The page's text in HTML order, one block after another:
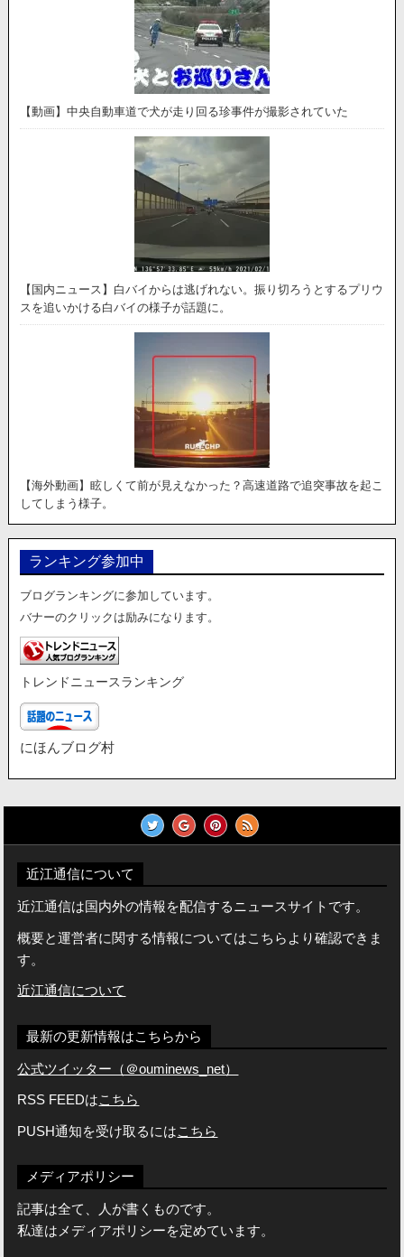
【動画】中央自動車道で犬が走り回る珍事件が撮影されていた
【国内ニュース】白バイからは逃げれない。振り切ろうとするプリウ
スを追いかける白バイの様子が話題に。
【海外動画】眩しくて前が見えなかった？高速道路で追突事故を起こ
してしまう様子。
ランキング参加中
ブログランキングに参加しています。
バナーのクリックは励みになります。
トレンドニュースランキング
にほんブログ村
近江通信について
近江通信は国内外の情報を配信するニュースサイトです。
概要と運営者に関する情報についてはこちらより確認できま
す。
近江通信について
最新の更新情報はこちらから
公式ツイッター（＠ouminews_net）
RSS FEEDはこちら
PUSH通知を受け取るにはこちら
メディアポリシー
記事は全て、人が書くものです。
私達はメディアポリシーを定めています。